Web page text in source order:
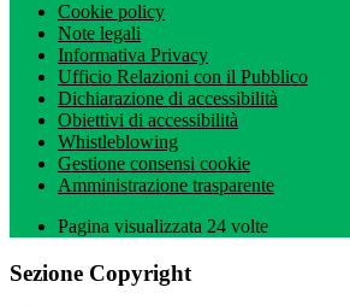
Cookie policy
Note legali
Informativa Privacy
Ufficio Relazioni con il Pubblico
Dichiarazione di accessibilità
Obiettivi di accessibilità
Whistleblowing
Gestione consensi cookie
Amministrazione trasparente
Pagina visualizzata 24 volte
Sezione Copyright